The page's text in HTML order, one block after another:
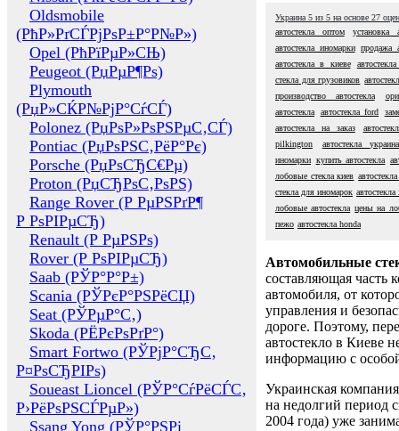
Oldsmobile
(РћР»РґСЃРјРѕР±Р°Р№Р»)
Opel (РћРїРµР»СЊ)
Peugeot (РџРµР¶Рѕ)
Plymouth
(РџР»СЌР№РјР°СѓСЃ)
Polonez (РџРѕР»РѕРЅРµС‚СЃ)
Pontiac (РџРѕРЅС‚РёР°Рє)
Porsche (РџРѕСЂС€Рµ)
Proton (РџСЂРѕС‚РѕРЅ)
Range Rover (Р РµРЅРґР¶
Р РѕРІРµСЂ)
Renault (Р РµРЅРѕ)
Rover (Р РѕРІРµСЂ)
Saab (РЎР°Р°Р±)
Scania (РЎРєР°РЅРёСЏ)
Seat (РЎРµР°С‚)
Skoda (РЁРєРѕРґР°)
Smart Fortwo (РЎРјР°СЂС‚
Р¤РѕСЂРІРѕ)
Soueast Lioncel (РЎР°СѓРёСЃС‚
Р›РёРѕРЅСЃРµР»)
Ssang Yong (РЎР°РЅРі
Украина 5 из 5 на основе 27
автостекла оптом
установка
автостекла иномарки
продажа
автостекла в киеве
стекла для грузовиков
производство автостекла
автостекла
автостекла ford
автостекла на заказ
pilkington
автостекла украина
иномарки купить автостекла
лобовые стекла киев
стекла для иномарок автостекла
лобовые автостекла цены на
пежо автостекла honda
Автомобильные
составляющая часть
автомобиля, от
управления и
дороге. Поэтому,
автостекло в Киеве
информацию с
Украинская
на недолгий период
2004 года) уже